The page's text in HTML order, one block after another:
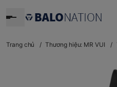
Trang chủ / Thương hiệu: MR VUI /